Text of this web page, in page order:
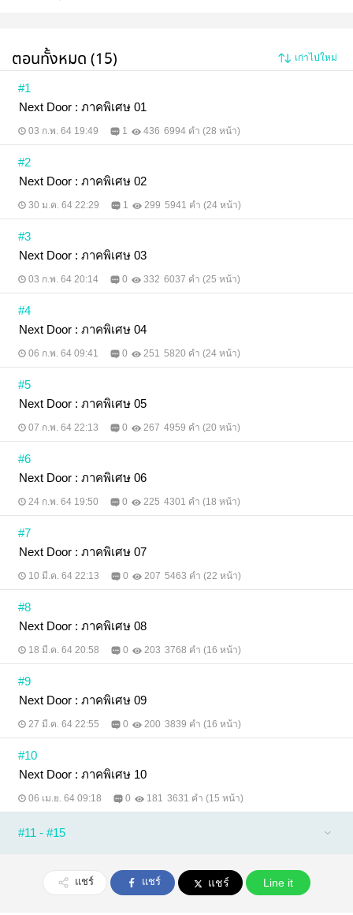
ตอนทั้งหมด (15) เก่าไปใหม่
#1
Next Door : ภาคพิเศษ 01
03 ก.พ. 64 19:49 1 436 6994 คำ (28 หน้า)
#2
Next Door : ภาคพิเศษ 02
30 ม.ค. 64 22:29 1 299 5941 คำ (24 หน้า)
#3
Next Door : ภาคพิเศษ 03
03 ก.พ. 64 20:14 0 332 6037 คำ (25 หน้า)
#4
Next Door : ภาคพิเศษ 04
06 ก.พ. 64 09:41 0 251 5820 คำ (24 หน้า)
#5
Next Door : ภาคพิเศษ 05
07 ก.พ. 64 22:13 0 267 4959 คำ (20 หน้า)
#6
Next Door : ภาคพิเศษ 06
24 ก.พ. 64 19:50 0 225 4301 คำ (18 หน้า)
#7
Next Door : ภาคพิเศษ 07
10 มี.ค. 64 22:13 0 207 5463 คำ (22 หน้า)
#8
Next Door : ภาคพิเศษ 08
18 มี.ค. 64 20:58 0 203 3768 คำ (16 หน้า)
#9
์Next Door : ภาคพิเศษ 09
27 มี.ค. 64 22:55 0 200 3839 คำ (16 หน้า)
#10
Next Door : ภาคพิเศษ 10
06 เม.ย. 64 09:18 0 181 3631 คำ (15 หน้า)
#11 - #15
แชร์ แชร์ แชร์ Line it